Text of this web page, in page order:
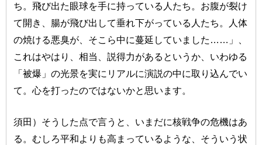
ち。飛び出た眼球を手に持っている人たち。お腹が裂け
て開き、腸が飛び出して垂れ下がっている人たち。人体
の焼ける悪臭が、そこら中に蔓延していました……」、
これはやはり、相当、説得力があるというか、いわゆる
「被爆」の光景を実にリアルに演説の中に取り込んでい
て。心を打ったのではないかと思います。
須田）そうした点で言うと、いまだに核戦争の危機はあ
る。むしろ平和よりも高まっているような、そういう状